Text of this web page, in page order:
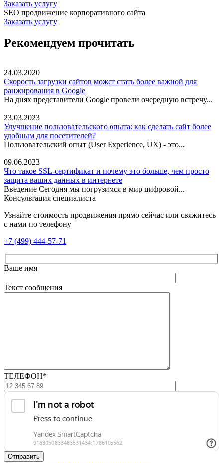
Заказать услугу
SEO продвижение корпоративного сайта
Заказать услугу
Рекомендуем прочитать
24.03.2020
Скорость загрузки сайтов может стать более важной для
ранжирования в Google
На днях представители Google провели очередную встречу...
23.03.2023
Улучшение пользовательского опыта: как сделать сайт более
удобным для посетителей?
Пользовательский опыт (User Experience, UX) - это...
09.06.2023
Что такое SSL-сертификат и почему это больше, чем просто
защита ваших данных в интернете
Введение Сегодня мы погрузимся в мир цифровой...
Консультация специалиста
Узнайте стоимость продвижения прямо сейчас или свяжитесь
с нами по телефону
+7 (499) 444-57-71
Ваше имя
Текст сообщения
ТЕЛЕФОН*
Отправить